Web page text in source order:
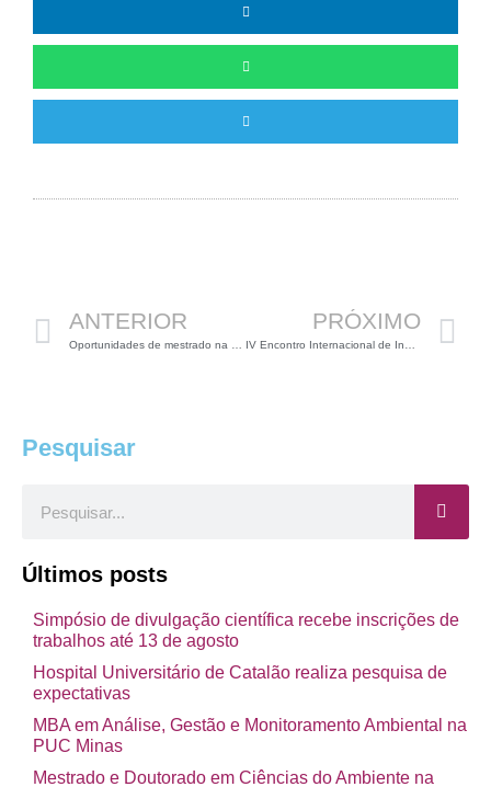
ANTERIOR PRÓXIMO
Pesquisar
Últimos posts
Simpósio de divulgação científica recebe inscrições de
trabalhos até 13 de agosto
Hospital Universitário de Catalão realiza pesquisa de
expectativas
MBA em Análise, Gestão e Monitoramento Ambiental na
PUC Minas
Mestrado e Doutorado em Ciências do Ambiente na